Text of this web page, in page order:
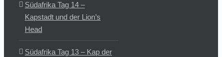
Südafrika Tag 14 –
Kapstadt und der Lion’s
Head
Südafrika Tag 13 – Kap der